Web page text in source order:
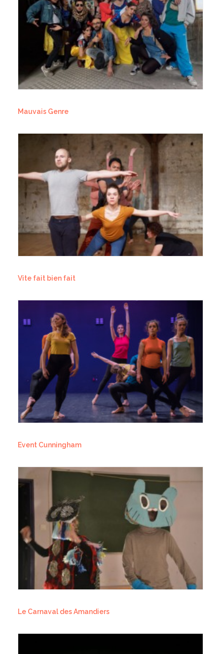
Mauvais Genre
Vite fait bien fait
Event Cunningham
Le Carnaval des Amandiers